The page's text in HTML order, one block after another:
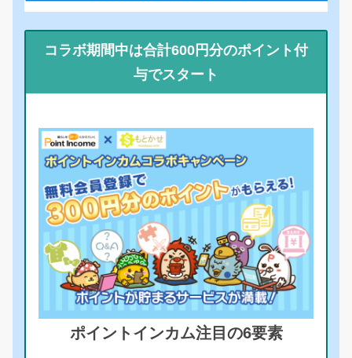
コラボ期間中は合計600円分のポイント付
与でスタート
ポイントインカム注目の6要素